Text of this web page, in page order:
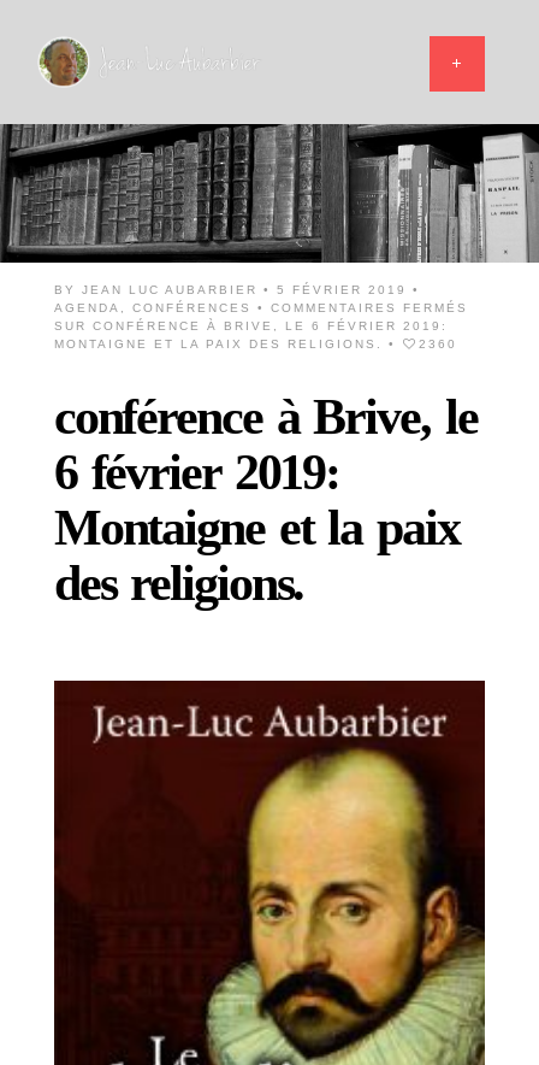
BY JEAN LUC AUBARBIER
• 5 FÉVRIER 2019 •
AGENDA
CONFÉRENCES • COMMENTAIRES FERMÉS
SUR CONFÉRENCE À BRIVE, LE 6 FÉVRIER 2019:
MONTAIGNE ET LA PAIX DES RELIGIONS.
• 2360
conférence à Brive, le
6 février 2019:
Montaigne et la paix
des religions.